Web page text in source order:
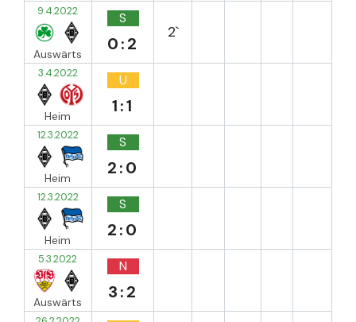
9.4.2022
Auswärts
S
0:2
2`
3.4.2022
Heim
U
1:1
12.3.2022
Heim
S
2:0
12.3.2022
Heim
S
2:0
5.3.2022
Auswärts
N
3:2